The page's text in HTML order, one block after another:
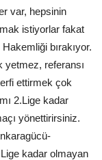
var, hepsinin
istiyorlar fakat
bırakıyor.
referansı
ettirmek çok
2.Lige kadar
yönettirirsiniz.
kadar olmayan